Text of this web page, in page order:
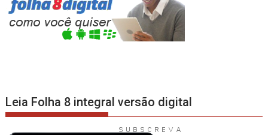
Leia Folha 8 integral versão digital